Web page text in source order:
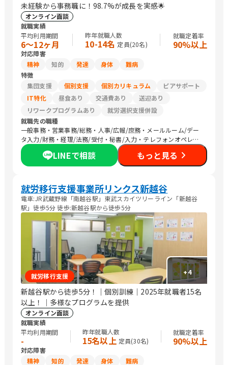
未経験から事務職に！98.7%が成長を実感🌟
オンライン面談
就職実績
平均利用期間
6〜12ヶ月
昨年就職人数
10-14名 定員(20名)
就職定着率
90%以上
対応障害
精神
知的 発達 身体
難病
特徴
集団支援
個別支援 個別カリキュラム
ピアサポート
IT特化
昼食あり 交通費あり
送迎あり
リワークプログラムあり
就労選択支援併設
就職先の職種
一般事務・営業事務/総務・人事/広報/庶務・メールルーム/デー
タ入力/財務・経理/法務/受付・秘書/入力・テレフォンオペレー
ター/コールセンター/その他事務/梱包作業/検品/組立・組付け/
その他軽作業/営業（個人向け）/営業（企業向け）/その他営業/
販売スタッフ・接客/バックヤード・商品管理/その他販売/編集
ー/ライター/メディア関連/SEプログラマ/セキュリティエンジニ
ア/ネットワークエンジニア/社内情報システム/その他IT/ヘルプデ
スク/生産・製造技術/機械・電子機器設計/品質管理・生産管理・
メンテナンス/建築土木設計・測量・積算・施工管理/生産・製造
オペレーション/CADオペレーター/その他技術/ヘルスキーパー/
看護師/介護職員・ヘルパー/保育士/美容師/ネイリスト/トリマ
ー/パティシエ/調理師/通訳・翻訳/研究員/医療関連職/その他専
門職/清掃/警備/運搬従事者/トラック運転手/タクシー運転手/農
作業/マーケティング・広告関連/コンサルタント・企画関連/その
LINEで相談 もっと見る
就労移行支援事業所リンクス新越谷
電車:JR武蔵野線「南越谷駅」東武スカイツリーライン「新越谷
駅」徒歩5分 徒歩:新越谷駅から徒歩5分
+4
就労移行支援
新越谷駅から徒歩5分！｜個別訓練｜2025年就職者15名
以上！｜多様なプログラムを提供
オンライン面談
就職実績
平均利用期間
-
昨年就職人数
15名以上 定員(30名)
就職定着率
90%以上
対応障害
精神
知的 発達 身体
難病